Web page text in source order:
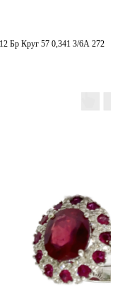
Бр Круг 57 0,341 3/6А 272